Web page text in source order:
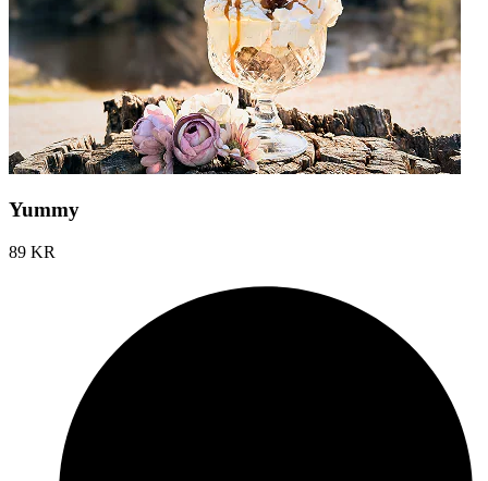
Yummy
89 KR